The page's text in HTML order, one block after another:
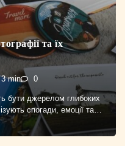
та їх
3 min 0
бути джерелом глибоких
спогади, емоції та…